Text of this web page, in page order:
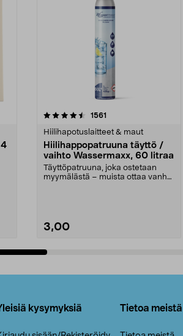
1561
Hiilihapotuslaitteet & maut
Hiilihappopatruuna täyttö /
vaihto Wassermaxx, 60 litraa
Täyttöpatruuna, joka ostetaan
myymälästä – muista ottaa vanha
3,00
4.5viidestä
kysymyksiä Tietoa meistä